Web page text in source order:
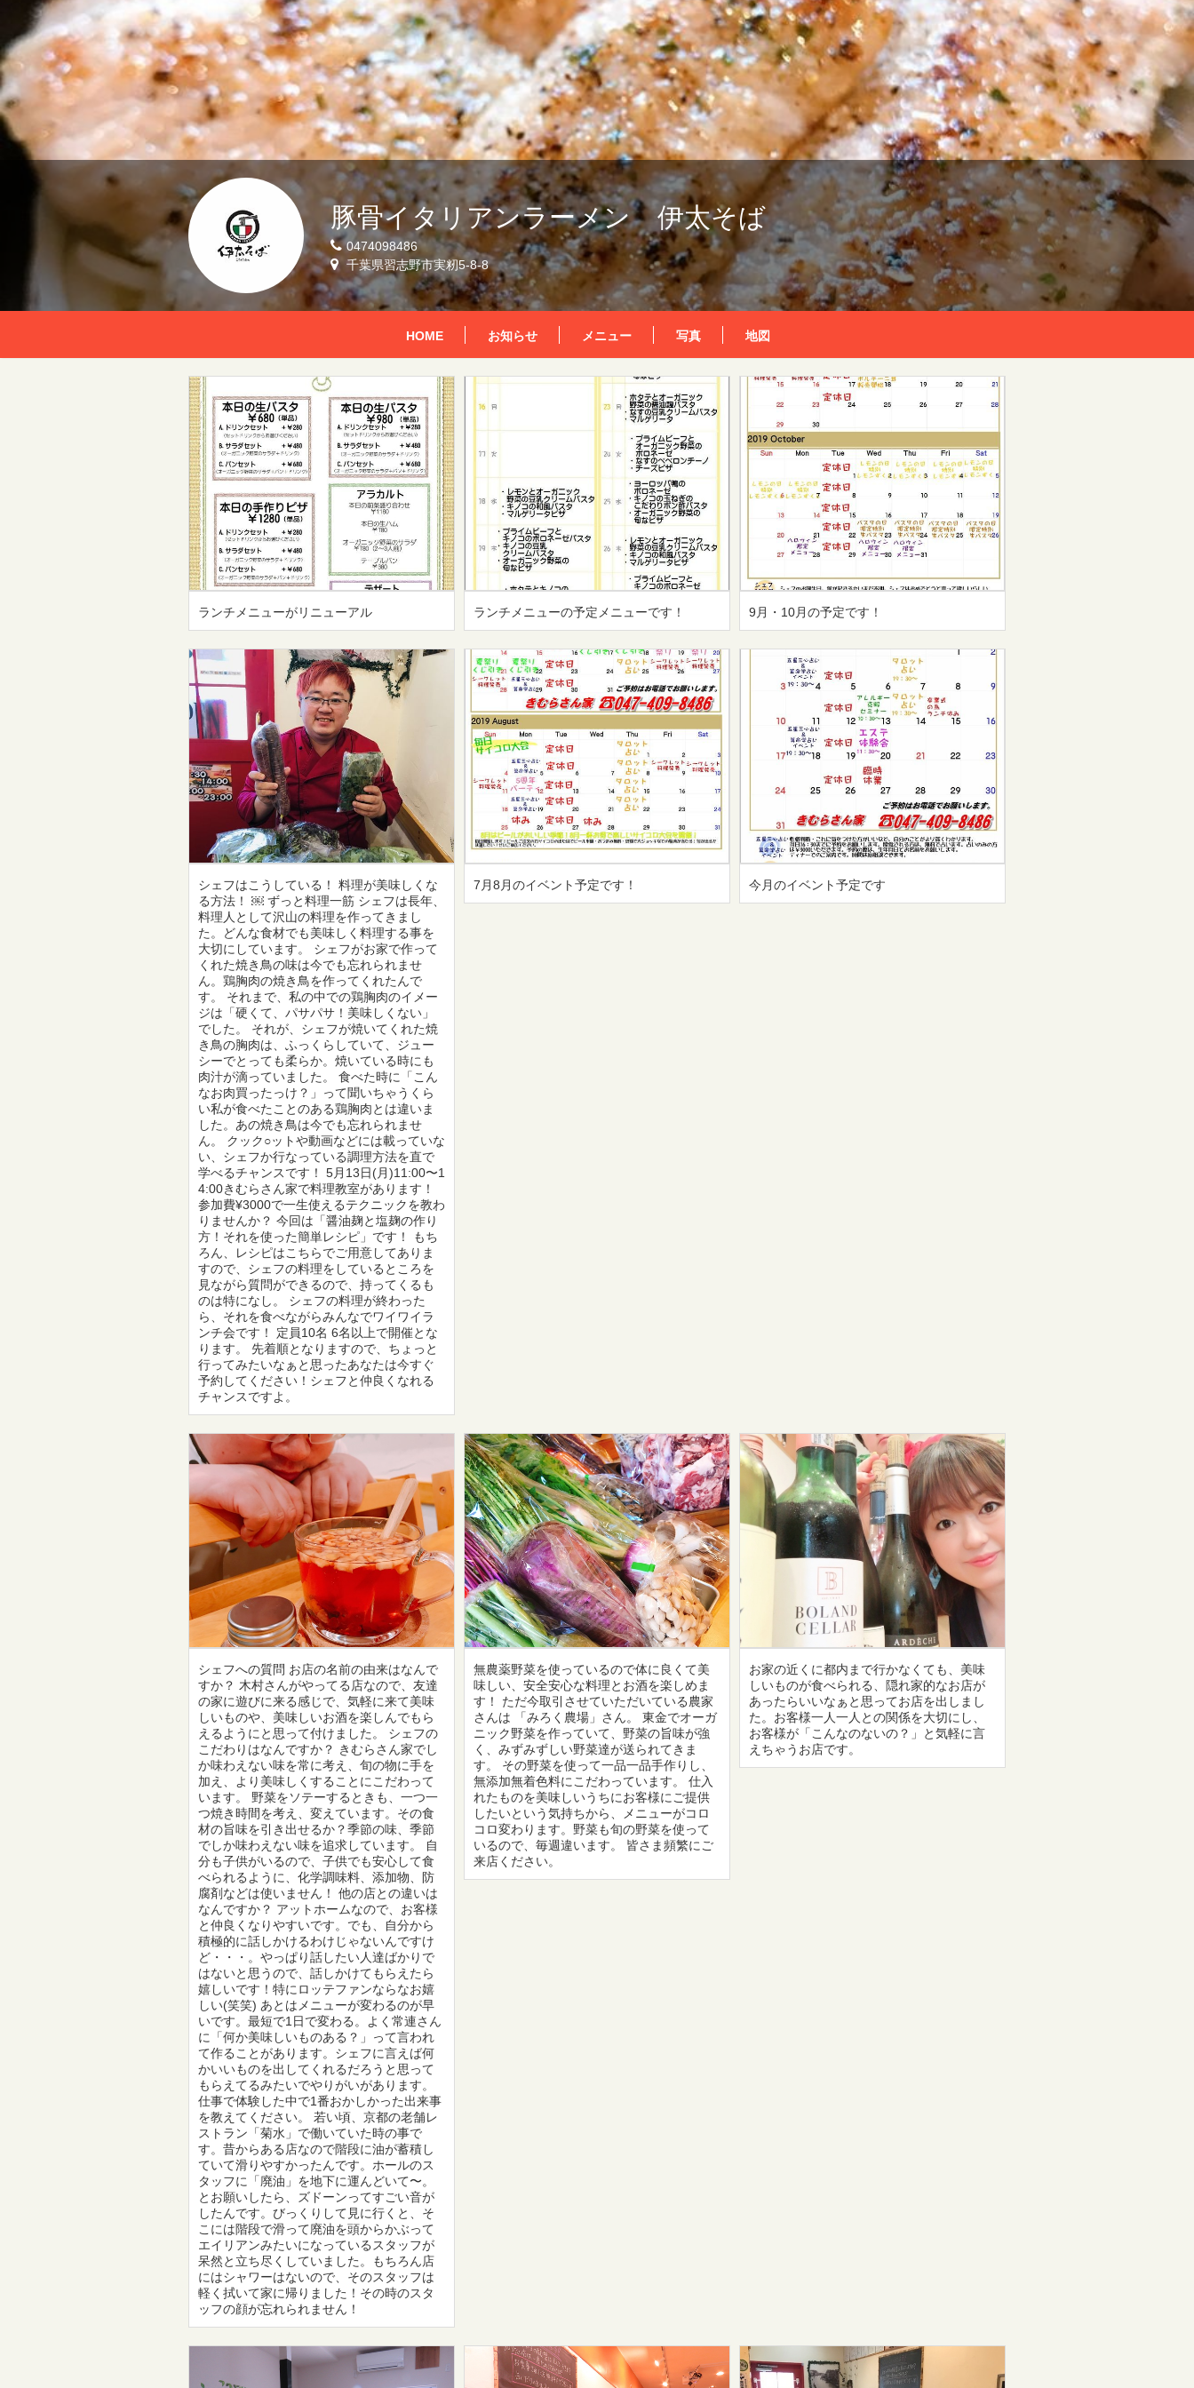
豚骨イタリアンラーメン 伊太そば
0474098486
千葉県習志野市実籾5-8-8
HOME お知らせ メニュー 写真 地図
ランチメニューがリニューアル ランチメニューの予定メニューです！ 9月・10月の予定です！
シェフはこうしている！ 料理が美味しくな
る方法！ ￼ ずっと料理一筋 シェフは長年、
料理人として沢山の料理を作ってきまし
た。どんな食材でも美味しく料理する事を
大切にしています。 シェフがお家で作って
くれた焼き鳥の味は今でも忘れられませ
ん。鶏胸肉の焼き鳥を作ってくれたんで
す。 それまで、私の中での鶏胸肉のイメー
ジは「硬くて、パサパサ！美味しくない」
でした。 それが、シェフが焼いてくれた焼
き鳥の胸肉は、ふっくらしていて、ジュー
シーでとっても柔らか。焼いている時にも
肉汁が滴っていました。 食べた時に「こん
なお肉買ったっけ？」って聞いちゃうくら
い私が食べたことのある鶏胸肉とは違いま
した。あの焼き鳥は今でも忘れられませ
ん。 クック○ットや動画などには載っていな
い、シェフか行なっている調理方法を直で
学べるチャンスです！ 5月13日(月)11:00〜1
4:00きむらさん家で料理教室があります！
参加費¥3000で一生使えるテクニックを教わ
りませんか？ 今回は「醤油麹と塩麹の作り
方！それを使った簡単レシピ」です！ もち
ろん、レシピはこちらでご用意してありま
すので、シェフの料理をしているところを
見ながら質問ができるので、持ってくるも
のは特になし。 シェフの料理が終わった
ら、それを食べながらみんなでワイワイラ
ンチ会です！ 定員10名 6名以上で開催とな
ります。 先着順となりますので、ちょっと
行ってみたいなぁと思ったあなたは今すぐ
予約してください！シェフと仲良くなれる
チャンスですよ。
7月8月のイベント予定です！ 今月のイベント予定です
シェフへの質問 お店の名前の由来はなんで
すか？ 木村さんがやってる店なので、友達
の家に遊びに来る感じで、気軽に来て美味
しいものや、美味しいお酒を楽しんでもら
えるようにと思って付けました。 シェフの
こだわりはなんですか？ きむらさん家でし
か味わえない味を常に考え、旬の物に手を
加え、より美味しくすることにこだわって
います。 野菜をソテーするときも、一つ一
つ焼き時間を考え、変えています。その食
材の旨味を引き出せるか？季節の味、季節
でしか味わえない味を追求しています。 自
分も子供がいるので、子供でも安心して食
べられるように、化学調味料、添加物、防
腐剤などは使いません！ 他の店との違いは
なんですか？ アットホームなので、お客様
と仲良くなりやすいです。でも、自分から
積極的に話しかけるわけじゃないんですけ
ど・・・。やっぱり話したい人達ばかりで
はないと思うので、話しかけてもらえたら
嬉しいです！特にロッテファンならなお嬉
しい(笑笑) あとはメニューが変わるのが早
いです。最短で1日で変わる。よく常連さん
に「何か美味しいものある？」って言われ
て作ることがあります。シェフに言えば何
かいいものを出してくれるだろうと思って
もらえてるみたいでやりがいがあります。
仕事で体験した中で1番おかしかった出来事
を教えてください。 若い頃、京都の老舗レ
ストラン「菊水」で働いていた時の事で
す。昔からある店なので階段に油が蓄積し
ていて滑りやすかったんです。ホールのス
タッフに「廃油」を地下に運んどいて〜。
とお願いしたら、ズドーンってすごい音が
したんです。びっくりして見に行くと、そ
こには階段で滑って廃油を頭からかぶって
エイリアンみたいになっているスタッフが
呆然と立ち尽くしていました。もちろん店
にはシャワーはないので、そのスタッフは
軽く拭いて家に帰りました！その時のスタ
ッフの顔が忘れられません！
無農薬野菜を使っているので体に良くて美
味しい、安全安心な料理とお酒を楽しめま
す！ ただ今取引させていただいている農家
さんは 「みろく農場」さん。 東金でオーガ
ニック野菜を作っていて、野菜の旨味が強
く、みずみずしい野菜達が送られてきま
す。 その野菜を使って一品一品手作りし、
無添加無着色料にこだわっています。 仕入
れたものを美味しいうちにお客様にご提供
したいという気持ちから、メニューがコロ
コロ変わります。野菜も旬の野菜を使って
いるので、毎週違います。 皆さま頻繁にご
来店ください。
お家の近くに都内まで行かなくても、美味
しいものが食べられる、隠れ家的なお店が
あったらいいなぁと思ってお店を出しまし
た。お客様一人一人との関係を大切にし、
お客様が「こんなのないの？」と気軽に言
えちゃうお店です。